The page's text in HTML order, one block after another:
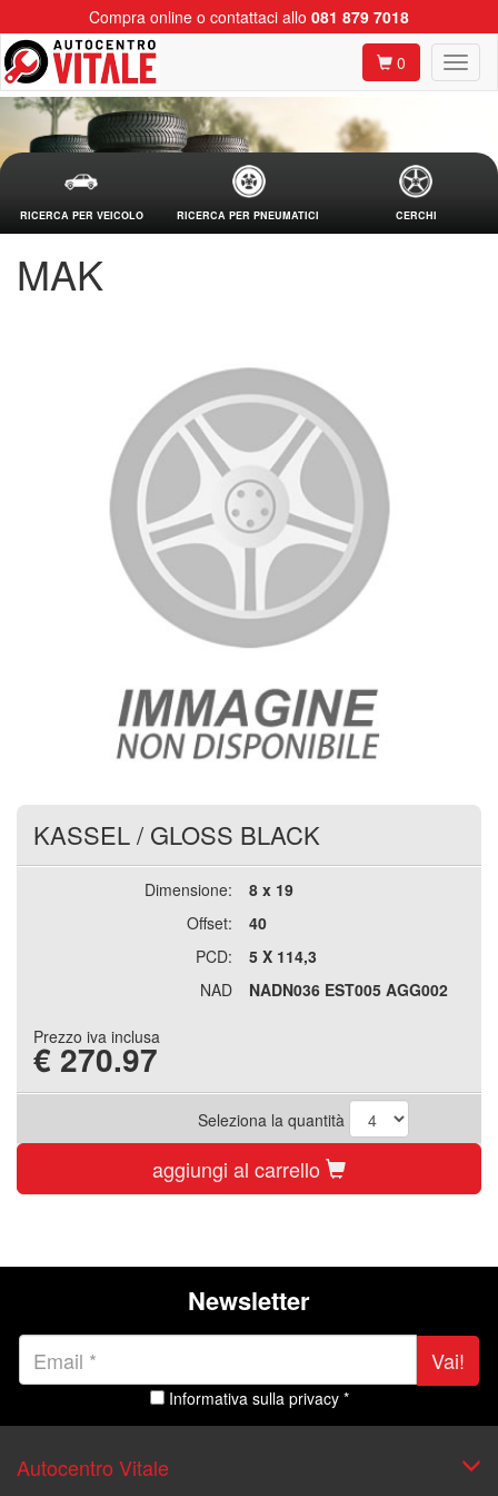
Compra online o contattaci allo 081 879 7018
0
RICERCA PER VEICOLO RICERCA PER PNEUMATICI CERCHI
MAK
KASSEL/ GLOSS BLACK
Dimensione:
8 x 19
Offset:
40
PCD:
5 X 114,3
NAD
NADN036 EST005 AGG002
Prezzo iva inclusa
€ 270.97
Seleziona la quantità
aggiungi al carrello
Newsletter
Vai!
Informativa sulla privacy *
Autocentro Vitale